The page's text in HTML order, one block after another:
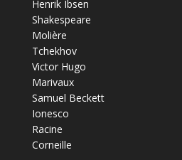
Henrik Ibsen
Shakespeare
Molière
Tchekhov
Victor Hugo
Marivaux
Samuel Beckett
Ionesco
Racine
Corneille